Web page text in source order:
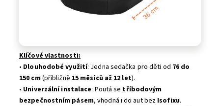
Klíčové vlastnosti:
• Dlouhodobé využití: Jedna sedačka pro děti od 76 do
150 cm(přibližně 15 měsíců až 12 let).
• Univerzální instalace: Poutá se tříbodovým
bezpečnostním pásem, vhodná i do aut bez Isofixu.